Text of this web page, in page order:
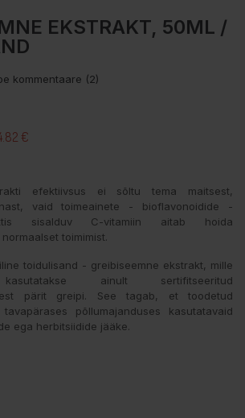
EKSTRAKT, 50ML /
kommentaare (2)
€
efektiivsus ei sõltu tema maitsest,
vaid toimeainete - bioflavonoidide -
sisalduv C-vitamiin aitab hoida
toimimist.
toidulisand - greibiseemne ekstrakt, mille
kasutatakse ainult sertifitseeritud
pärit greipi. See tagab, et toodetud
põllumajanduses kasutatavaid
ega herbitsiidide jääke.